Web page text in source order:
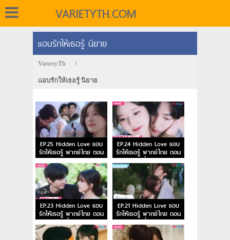
VARIETYTH.COM
แอบรักให้เธอรู้ นิยาย
VarietyTh /
แอบรักให้เธอรู้ นิยาย
EP.25 Hidden Love แอบ
รักให้เธอรู้ พากย์ไทย ตอน
จบ
EP.24 Hidden Love แอบ
รักให้เธอรู้ พากย์ไทย ตอน
ที่ 24
EP.23 Hidden Love แอบ
รักให้เธอรู้ พากย์ไทย ตอน
ที่ 23
EP.21 Hidden Love แอบ
รักให้เธอรู้ พากย์ไทย ตอน
ที่ 21